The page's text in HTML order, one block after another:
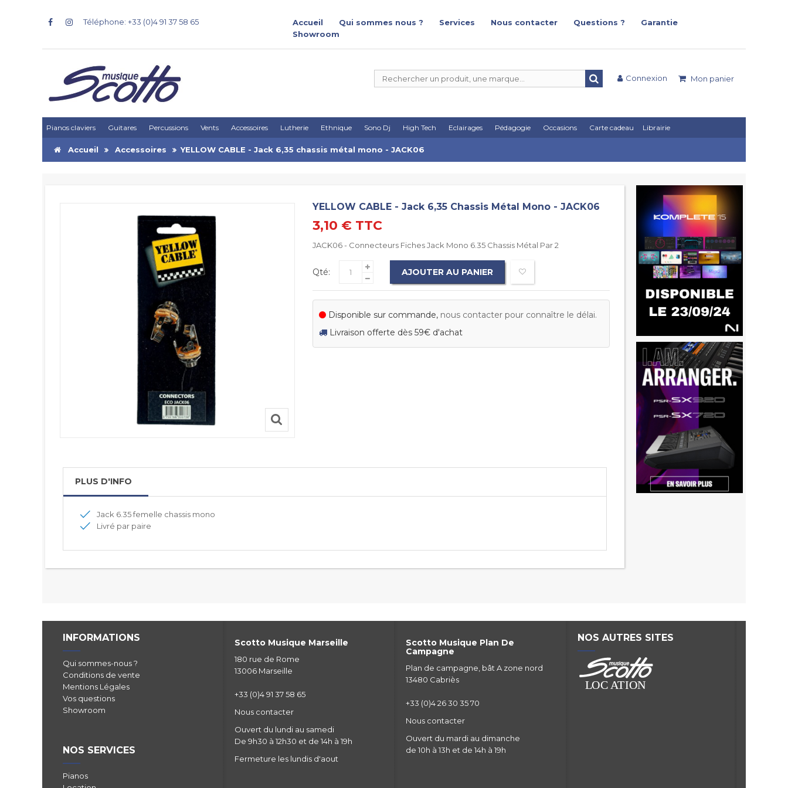
Téléphone: +33 (0)4 91 37 58 65 Accueil Qui sommes nous ? Services Nous contacter Questions ?
Garantie
Showroom
Mon panier
Connexion
Pianos claviers Guitares Percussions Vents Accessoires Lutherie Ethnique Sono Dj High Tech Eclairages Pédagogie Occasions Carte cadeau Librairie
Accueil Accessoires YELLOW CABLE - Jack 6,35 chassis métal mono - JACK06
YELLOW CABLE - Jack 6,35 Chassis Métal Mono - JACK06
3,10 € TTC
JACK06 - Connecteurs Fiches Jack Mono 6.35 Chassis Métal Par 2
Qté: AJOUTER AU PANIER
Disponible sur commande, nous contacter pour connaître le délai.
Livraison offerte dès 59€ d'achat
PLUS D'INFO
Jack 6.35 femelle chassis mono
Livré par paire
INFORMATIONS
Qui sommes-nous ?
Conditions de vente
Mentions Légales
Vos questions
Showroom
NOS SERVICES
Pianos
Scotto Musique Marseille
180 rue de Rome
13006 Marseille
+33 (0)4 91 37 58 65
Nous contacter
Ouvert du lundi au samedi
De 9h30 à 12h30 et de 14h à 19h
Fermeture les lundis d'aout
Scotto Musique Plan De
Campagne
Plan de campagne, bât A zone nord
13480 Cabriès
+33 (0)4 26 30 35 70
Nous contacter
Ouvert du mardi au dimanche
de 10h à 13h et de 14h à 19h
NOS AUTRES SITES